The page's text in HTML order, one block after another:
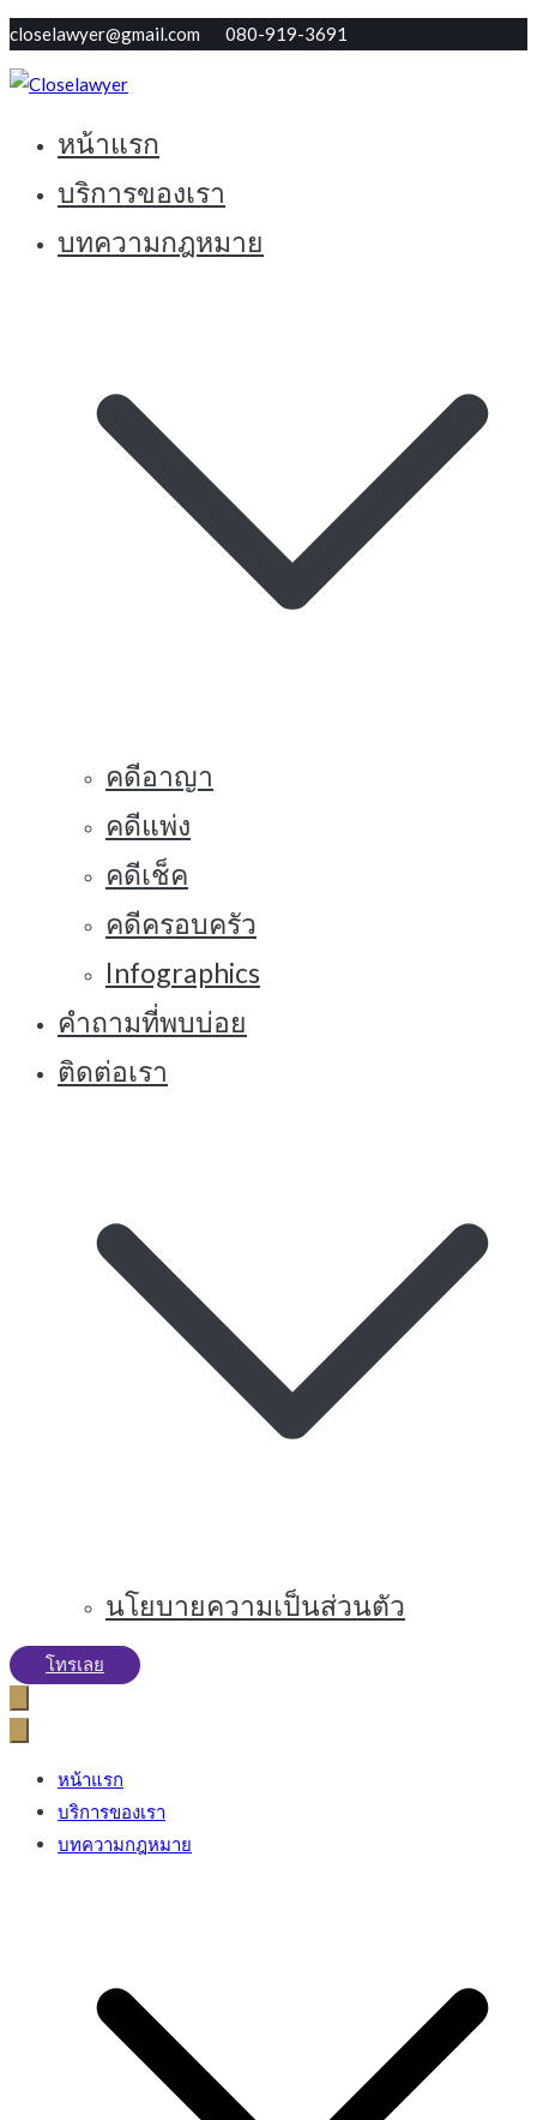
Skip
to
content
closelawyer@gmail.com 080-919-3691
Closelawyer
ทนายใกล้ตัว รับปรึกษากฏหมายฟรี
หน้าแรก
บริการของเรา
บทความกฎหมาย
คดีอาญา
คดีแพ่ง
คดีเช็ค
คดีครอบครัว
Infographics
คำถามที่พบบ่อย
ติดต่อเรา
นโยบายความเป็นส่วนตัว
โทรเลย
หน้าแรก
บริการของเรา
บทความกฎหมาย